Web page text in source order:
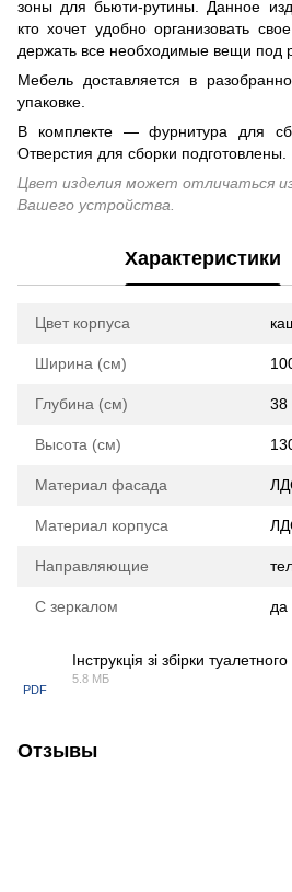
зоны для бьюти-рутины. Данное
кто хочет удобно организовать
держать все необходимые вещи под
Мебель доставляется в
упаковке.
В комплекте — фурнитура для
Отверстия для сборки подготовлены.
Цвет изделия может отличаться
Вашего устройства.
Характеристики
Цвет корпуса
Ширина (см)
Глубина (см) 38
Высота (см)
Материал фасада
Материал корпуса
Направляющие
С зеркалом да
PDF
Інструкція зі збірки
5.8 МБ
Отзывы